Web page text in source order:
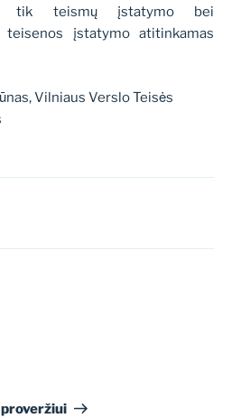
tik teismų įstatymo bei
teisenos įstatymo atitinkamas
Vilniaus Verslo Teisės